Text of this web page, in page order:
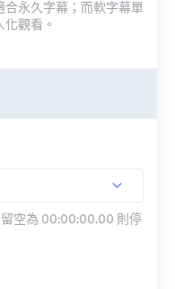
永久字幕；而軟字幕單
觀看。
空為 00:00:00.00 則停